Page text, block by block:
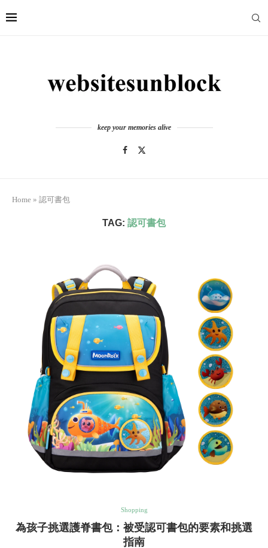
keep your memories alive
Home » 認可書包
TAG: 認可書包
Shopping
為孩子挑選護脊書包：被受認可書包的要素和挑選
指南